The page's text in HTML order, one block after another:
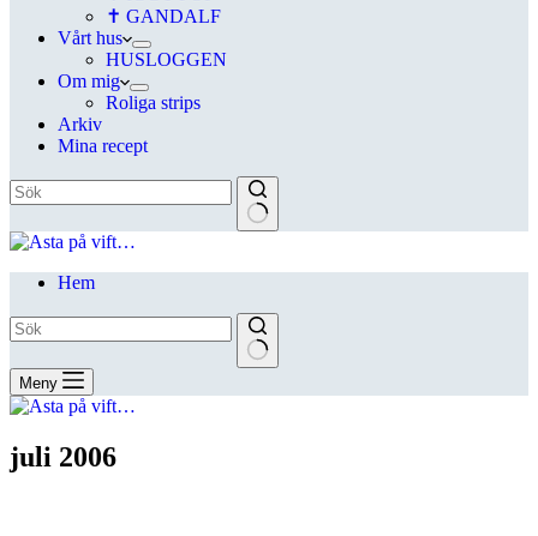
✝ GANDALF
Vårt hus
HUSLOGGEN
Om mig
Roliga strips
Arkiv
Mina recept
Hem
Meny
juli 2006